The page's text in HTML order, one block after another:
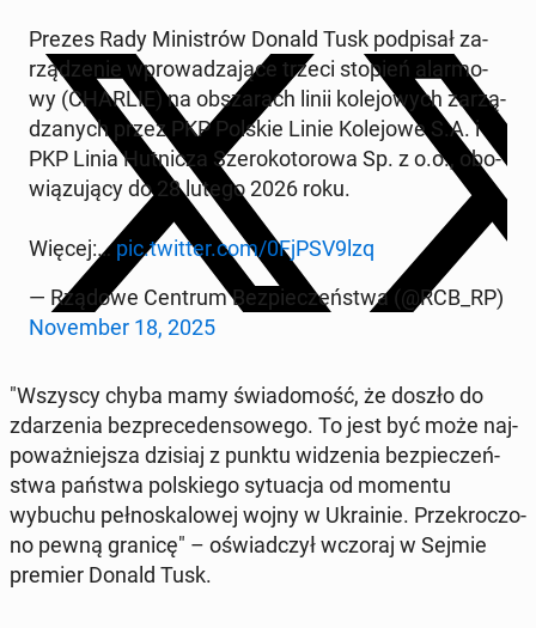
Prezes Rady Mi­ni­strów Donald Tusk pod­pi­sał za­
rzą­dze­nie wpro­wa­dza­ją­ce trzeci stopień alar­mo­
wy (CHARLIE) na ob­sza­rach linii ko­le­jo­wych za­rzą­
dza­nych przez PKP Polskie Linie Ko­le­jo­we S.A. i
PKP Linia Hut­ni­cza Sze­ro­ko­to­ro­wa Sp. z o.o., obo­
wią­zu­ją­cy do 28 lutego 2026 roku.
Więcej:…pic.twitter.com/0FjPSV9lzq
— Rządowe Centrum Bez­pie­czeń­stwa (@RCB_RP)
No­vem­ber 18, 2025
"Wszyscy chyba mamy świa­do­mość, że doszło do
zda­rze­nia bez­pre­ce­den­so­we­go. To jest być może naj­
po­waż­niej­sza dzisiaj z punktu wi­dze­nia bez­pie­czeń­
stwa państwa pol­skie­go sy­tu­acja od momentu
wybuchu peł­no­ska­lo­wej wojny w Ukra­inie. Prze­kro­czo­
no pewną granicę" – oświad­czył wczoraj w Sejmie
premier Donald Tusk.